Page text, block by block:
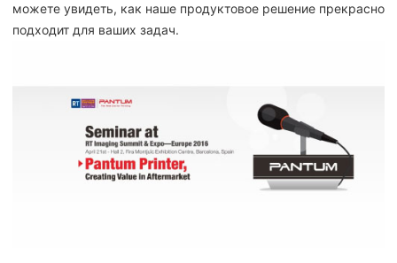
можете увидеть, как наше продуктовое решение прекрасно
подходит для ваших задач.